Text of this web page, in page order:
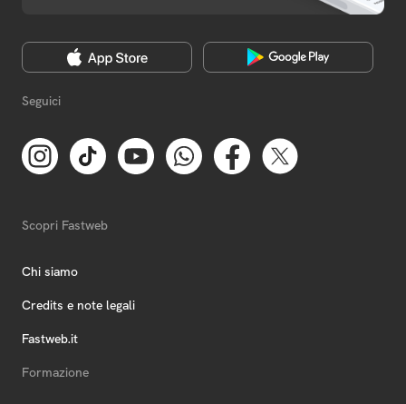
Seguici
Scopri Fastweb
Chi siamo
Credits e note legali
Fastweb.it
Formazione